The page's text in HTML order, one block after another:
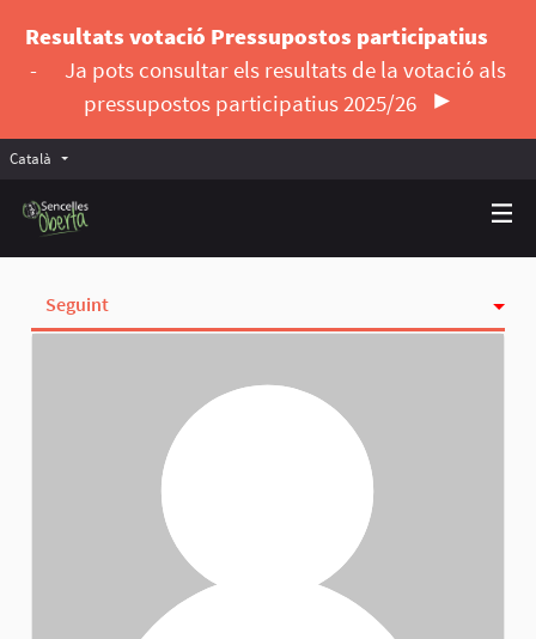
Resultats votació Pressupostos participatius
-
Ja pots consultar els resultats de la votació als
pressupostos participatius 2025/26
Català Triar la llengua
Seguint